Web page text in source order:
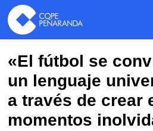
«El fútbol se
un lenguaje
a través de crear
momentos